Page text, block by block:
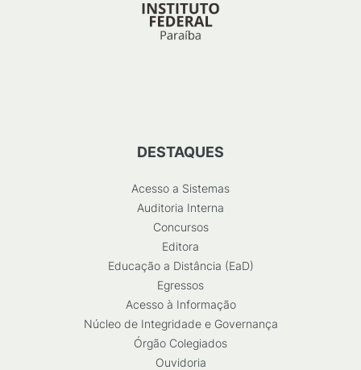
DESTAQUES
Acesso a Sistemas
Auditoria Interna
Concursos
Editora
Educação a Distância (EaD)
Egressos
Acesso à Informação
Núcleo de Integridade e Governança
Órgão Colegiados
Ouvidoria